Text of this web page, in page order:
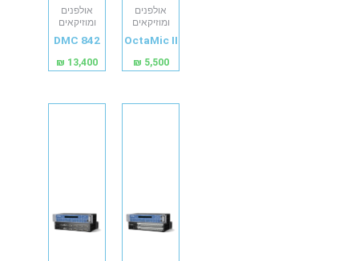
אולפנים
ומוזיקאים
OctaMic II
₪ 5,500
אולפנים
ומוזיקאים
DMC 842
₪ 13,400